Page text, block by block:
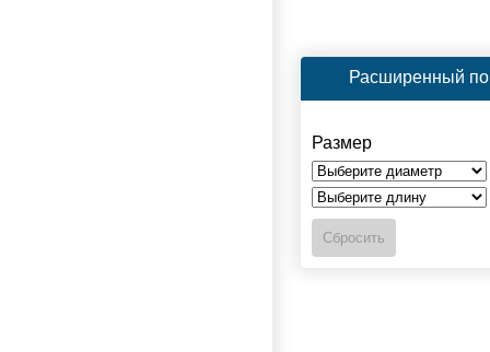
Расширенный
Размер